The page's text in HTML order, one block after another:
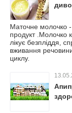
Маточне молочко
продукт .Молочко
лікує безпліддя,
вживання
циклу.